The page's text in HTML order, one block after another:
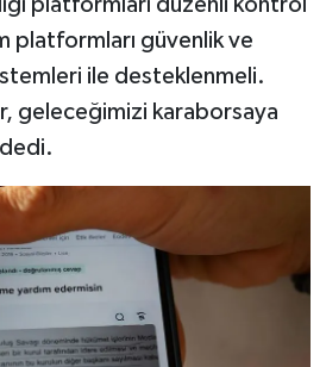
platformları düzenli kontrol
platformları güvenlik ve
ile desteklenmeli.
geleceğimizi karaborsaya